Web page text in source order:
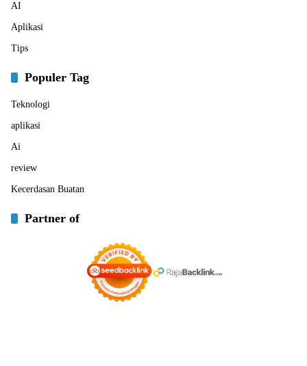
AI
Aplikasi
Tips
Populer Tag
Teknologi
aplikasi
Ai
review
Kecerdasan Buatan
Partner of